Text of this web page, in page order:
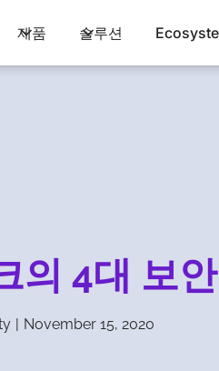
제품 솔루션
의 4대 보
| November 15, 2020